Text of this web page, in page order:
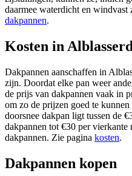
daarmee waterdicht en windvast
dakpannen.
Kosten in
Dakpannen aanschaffen in
zijn. Doordat elke pan weer
de prijs van dakpannen vaak in
om zo de prijzen goed te
doorsnee dakpan ligt tussen de
dakpannen tot €30 per
dakpannen. Zie pagina kosten.
Dakpannen kopen